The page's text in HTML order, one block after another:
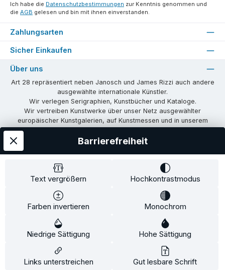
Ich habe die Datenschutzbestimmungen zur Kenntnis genommen und
die AGB gelesen und bin mit ihnen einverstanden.
Zahlungsarten
Sicher Einkaufen
Über uns
Art 28 repräsentiert neben Janosch und James Rizzi auch andere
ausgewählte internationale Künstler.
Wir verlegen Serigraphien, Kunstbücher und Kataloge.
Wir vertreiben Kunstwerke über unser Netz ausgewählter
europäischer Kunstgalerien, auf Kunstmessen und in unserem
Wir vermitteln Lizenzen und organisieren Ausstellungen und
Unsere Communities
Versandkosten
Widerrufsformular
Impressum
Datenschutz
Alle Preise inkl. gesetzl. Mehrwertsteuer zzgl. Versandkosten
Nachnahmegebühren, wenn nicht anders angegeben.
Text vergrößern Hochkontrastmodus
Farben invertieren Monochrom
Niedrige Sättigung Hohe Sättigung
Links unterstreichen Gut lesbare Schrift
Barrierefreiheit